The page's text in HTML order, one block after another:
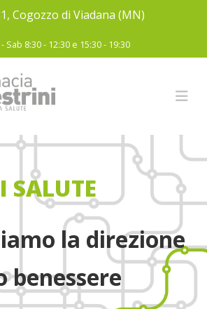
Cogozzo di Viadana (MN)
Sab 8:30 - 12:30 e 15:30 - 19:30
SALUTE
la direzione
benessere